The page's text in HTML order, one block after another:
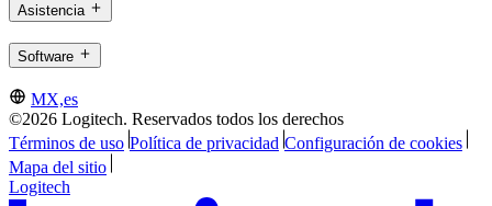
Asistencia
Software
MX,es
©2026 Logitech. Reservados todos los derechos
Términos de uso Política de privacidad Configuración de cookies
Mapa del sitio
Logitech